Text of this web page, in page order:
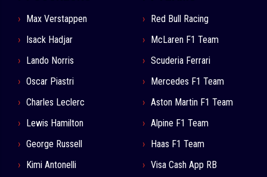
Max Verstappen
Isack Hadjar
Lando Norris
Oscar Piastri
Charles Leclerc
Lewis Hamilton
George Russell
Kimi Antonelli
Red Bull Racing
McLaren F1 Team
Scuderia Ferrari
Mercedes F1 Team
Aston Martin F1 Team
Alpine F1 Team
Haas F1 Team
Visa Cash App RB